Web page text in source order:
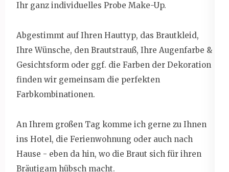
Ihr ganz individuelles Probe Make-Up.
Abgestimmt auf Ihren Hauttyp, das Brautkleid,
Ihre Wünsche, den Brautstrauß, Ihre Augenfarbe &
Gesichtsform oder ggf. die Farben der Dekoration
finden wir gemeinsam die perfekten
Farbkombinationen.
An Ihrem großen Tag komme ich gerne zu Ihnen
ins Hotel, die Ferienwohnung oder auch nach
Hause - eben da hin, wo die Braut sich für ihren
Bräutigam hübsch macht.